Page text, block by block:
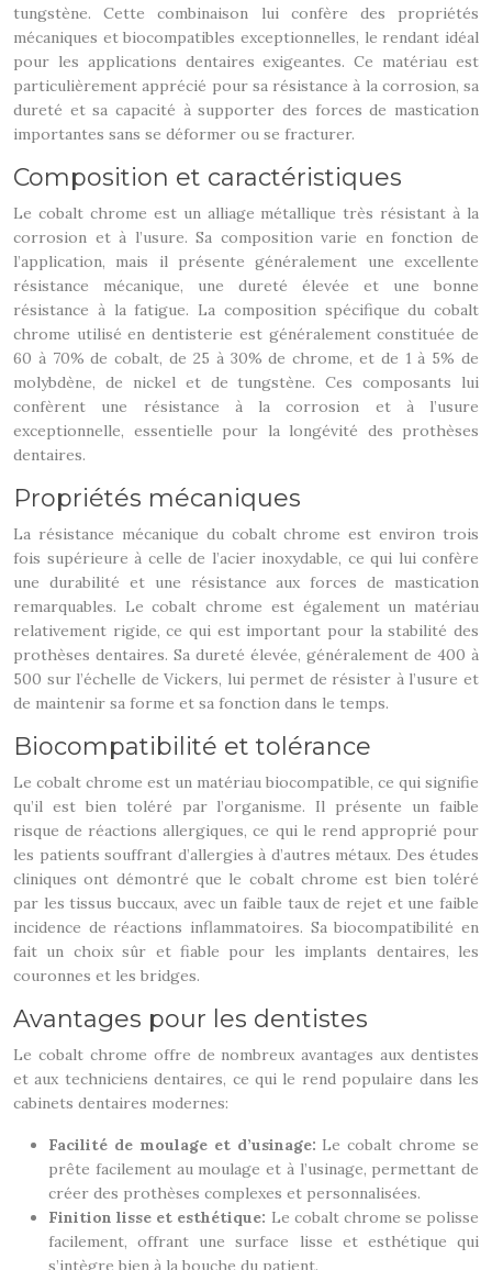
tungstène. Cette combinaison lui confère des propriétés
mécaniques et biocompatibles exceptionnelles, le rendant idéal
pour les applications dentaires exigeantes. Ce matériau est
particulièrement apprécié pour sa résistance à la corrosion, sa
dureté et sa capacité à supporter des forces de mastication
importantes sans se déformer ou se fracturer.
Composition et caractéristiques
Le cobalt chrome est un alliage métallique très résistant à la
corrosion et à l’usure. Sa composition varie en fonction de
l’application, mais il présente généralement une excellente
résistance mécanique, une dureté élevée et une bonne
résistance à la fatigue. La composition spécifique du cobalt
chrome utilisé en dentisterie est généralement constituée de
60 à 70% de cobalt, de 25 à 30% de chrome, et de 1 à 5% de
molybdène, de nickel et de tungstène. Ces composants lui
confèrent une résistance à la corrosion et à l’usure
exceptionnelle, essentielle pour la longévité des prothèses
dentaires.
Propriétés mécaniques
La résistance mécanique du cobalt chrome est environ trois
fois supérieure à celle de l’acier inoxydable, ce qui lui confère
une durabilité et une résistance aux forces de mastication
remarquables. Le cobalt chrome est également un matériau
relativement rigide, ce qui est important pour la stabilité des
prothèses dentaires. Sa dureté élevée, généralement de 400 à
500 sur l’échelle de Vickers, lui permet de résister à l’usure et
de maintenir sa forme et sa fonction dans le temps.
Biocompatibilité et tolérance
Le cobalt chrome est un matériau biocompatible, ce qui signifie
qu’il est bien toléré par l’organisme. Il présente un faible
risque de réactions allergiques, ce qui le rend approprié pour
les patients souffrant d’allergies à d’autres métaux. Des études
cliniques ont démontré que le cobalt chrome est bien toléré
par les tissus buccaux, avec un faible taux de rejet et une faible
incidence de réactions inflammatoires. Sa biocompatibilité en
fait un choix sûr et fiable pour les implants dentaires, les
couronnes et les bridges.
Avantages pour les dentistes
Le cobalt chrome offre de nombreux avantages aux dentistes
et aux techniciens dentaires, ce qui le rend populaire dans les
cabinets dentaires modernes:
Facilité de moulage et d’usinage: Le cobalt chrome se
prête facilement au moulage et à l’usinage, permettant de
créer des prothèses complexes et personnalisées.
Finition lisse et esthétique: Le cobalt chrome se polisse
facilement, offrant une surface lisse et esthétique qui
s’intègre bien à la bouche du patient.